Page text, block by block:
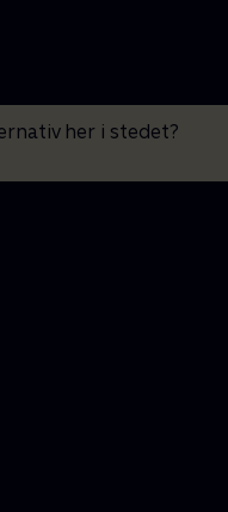
her i stedet?